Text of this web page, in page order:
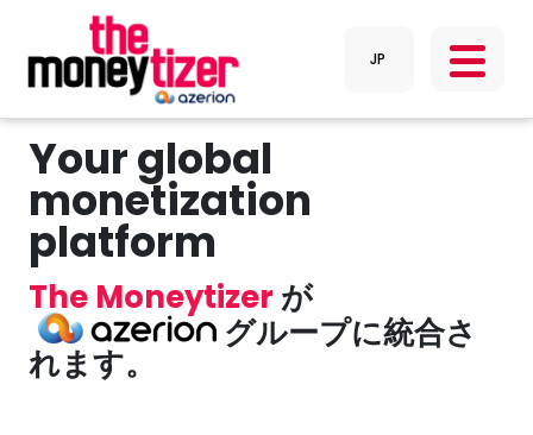
Your global
monetization
platform
The Moneytizer が
グループに統合さ
れます。